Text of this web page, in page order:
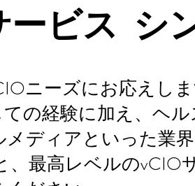
ビス シ
ニーズにお応えし
の経験に加え、ヘ
ディアといった業
、最高レベルのvCIO